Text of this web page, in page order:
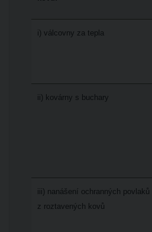
i) válcovny za tepla
ii) kovárny s buchary
iii) nanášení ochranných povlaků
z roztavených kovů